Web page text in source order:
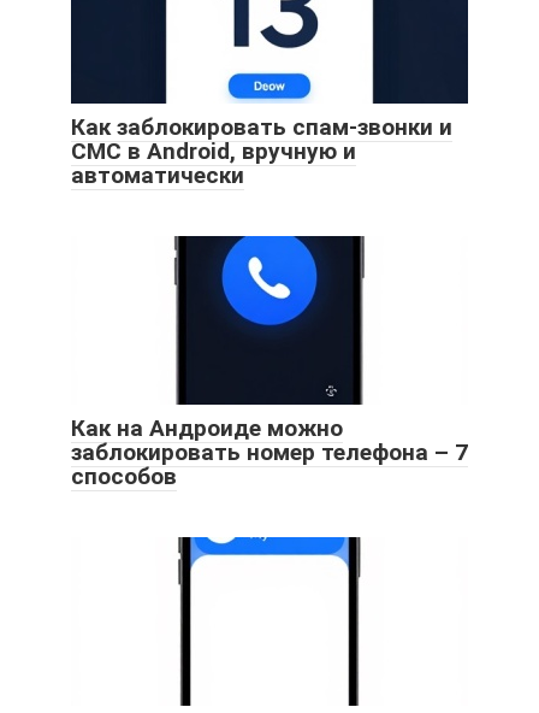
Как заблокировать спам-звонки и
СМС в Android, вручную и
автоматически
Как на Андроиде можно
заблокировать номер телефона – 7
способов